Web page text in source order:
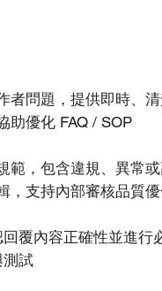
者問題，提供即時、
助優化 FAQ / SOP
範，包含違規、異常
，支持內部審核品質
覆內容正確性並進行
測試